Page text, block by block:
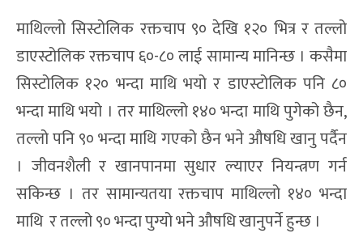
माथिल्लो सिस्टोलिक रक्तचाप ९० देखि १२० भित्र र तल्लो
डाएस्टोलिक रक्तचाप ६०-८० लाई सामान्य मानिन्छ । कसैमा
सिस्टोलिक १२० भन्दा माथि भयो र डाएस्टोलिक पनि ८०
भन्दा माथि भयो । तर माथिल्लो १४० भन्दा माथि पुगेको छैन,
तल्लो पनि ९० भन्दा माथि गएको छैन भने औषधि खानु पर्दैन
। जीवनशैली र खानपानमा सुधार ल्याएर नियन्त्रण गर्न
सकिन्छ । तर सामान्यतया रक्तचाप माथिल्लो १४० भन्दा
माथि र तल्लो ९० भन्दा पुग्यो भने औषधि खानुपर्ने हुन्छ ।